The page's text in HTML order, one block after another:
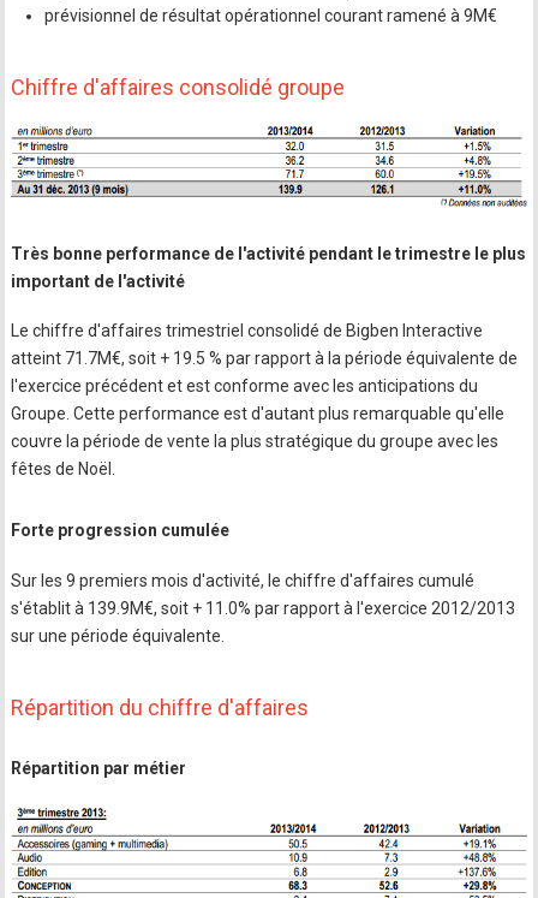
prévisionnel de résultat opérationnel courant ramené à 9M€
Chiffre d'affaires consolidé groupe
Très bonne performance de l'activité pendant le trimestre le plus
important de l'activité
Le chiffre d'affaires trimestriel consolidé de Bigben Interactive
atteint 71.7M€, soit + 19.5 % par rapport à la période équivalente de
l'exercice précédent et est conforme avec les anticipations du
Groupe. Cette performance est d'autant plus remarquable qu'elle
couvre la période de vente la plus stratégique du groupe avec les
fêtes de Noël.
Forte progression cumulée
Sur les 9 premiers mois d'activité, le chiffre d'affaires cumulé
s'établit à 139.9M€, soit + 11.0% par rapport à l'exercice 2012/2013
sur une période équivalente.
Répartition du chiffre d'affaires
Répartition par métier